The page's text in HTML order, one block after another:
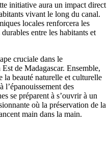
initiative aura un impact direct
vivant le long du canal.
locales renforcera les
entre les habitants et
cruciale dans le
de Madagascar. Ensemble,
la beauté naturelle et culturelle
l’épanouissement des
se préparent à s’ouvrir à un
où la préservation de la
main dans la main.